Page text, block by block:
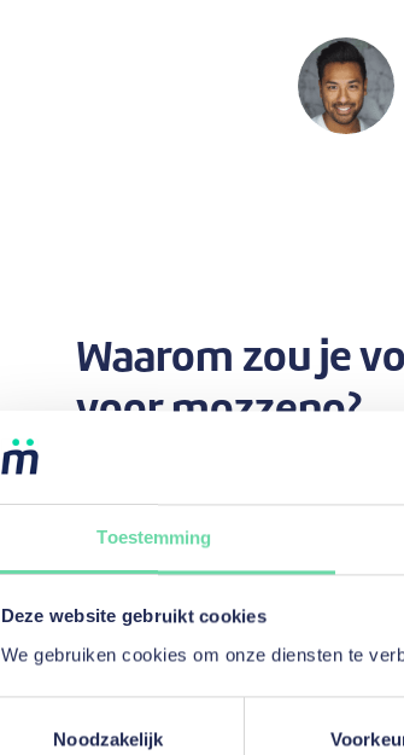
Toestemming
Deze website gebruikt cookies
We gebruiken cookies om onze diensten te
Noodzakelijk
Waarom zou je
voor mozzeno?
Dankzij de mozzeno-studielening kun
Goed om te weten:
Het gaat om een lening met
te helpen.